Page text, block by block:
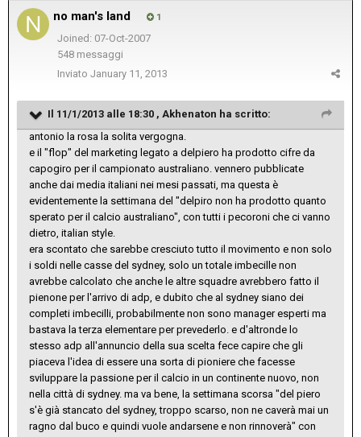
no man's land 1
Joined: 07-Oct-2007
548 messaggi
Inviato January 11, 2013
Il 11/1/2013 alle 18:30 , Akhenaton ha scritto:
antonio la rosa la solita vergogna.
e il "flop" del marketing legato a delpiero ha prodotto cifre da
capogiro per il campionato australiano. vennero pubblicate
anche dai media italiani nei mesi passati, ma questa è
evidentemente la settimana del "delpiro non ha prodotto quanto
sperato per il calcio australiano", con tutti i pecoroni che ci vanno
dietro, italian style.
era scontato che sarebbe cresciuto tutto il movimento e non solo
i soldi nelle casse del sydney, solo un totale imbecille non
avrebbe calcolato che anche le altre squadre avrebbero fatto il
pienone per l'arrivo di adp, e dubito che al sydney siano dei
completi imbecilli, probabilmente non sono manager esperti ma
bastava la terza elementare per prevederlo. e d'altronde lo
stesso adp all'annuncio della sua scelta fece capire che gli
piaceva l'idea di essere una sorta di pioniere che facesse
sviluppare la passione per il calcio in un continente nuovo, non
nella città di sydney. ma va bene, la settimana scorsa "del piero
s'è già stancato del sydney, troppo scarso, non ne caverà mai un
ragno dal buco e quindi vuole andarsene e non rinnoverà" con